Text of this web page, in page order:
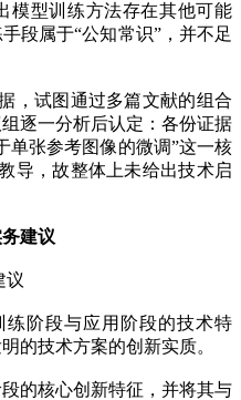
模型训练方法存在其他可能
段属于“公知常识”，并不足
，试图通过多篇文献的组合
逐一分析后认定：各份证据
单张参考图像的微调”这一核
导，故整体上未给出技术启
建议
议
练阶段与应用阶段的技术特
的技术方案的创新实质。
的核心创新特征，并将其与